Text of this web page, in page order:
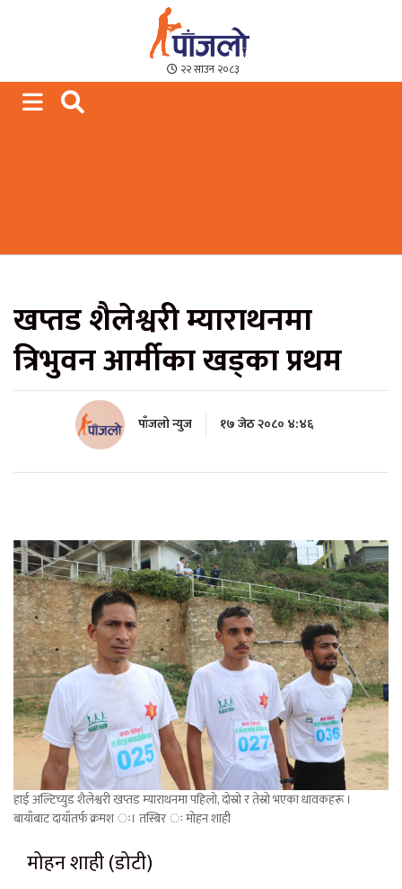
Paajalo News
We are from Far West Nepal
२२ साउन २०८३
खप्तड शैलेश्वरी म्याराथनमा
त्रिभुवन आर्मीका खड्का प्रथम
पाँजलो न्युज १७ जेठ २०८० ४:४६
हाई अल्टिच्युड शैलेश्वरी खप्तड म्याराथनमा पहिलो, दोस्रो र तेस्रो भएका धावकहरू ।
बायाँबाट दायाँतर्फ क्रमश ः। तस्बिर ः मोहन शाही
मोहन शाही(डोटी)